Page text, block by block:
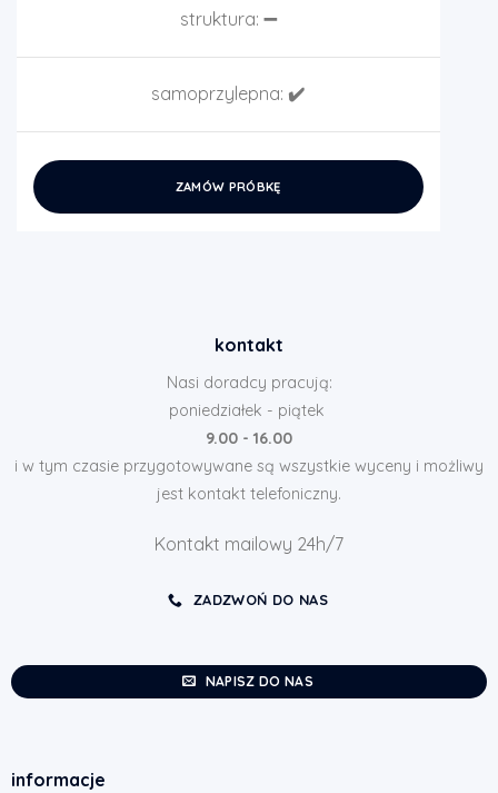
struktura: ➖
samoprzylepna: ✔️
ZAMÓW PRÓBKĘ
kontakt
Nasi doradcy pracują:
poniedziałek - piątek
9.00 - 16.00
i w tym czasie przygotowywane są wszystkie wyceny i możliwy
jest kontakt telefoniczny.
Kontakt mailowy 24h/7
ZADZWOŃ DO NAS
NAPISZ DO NAS
informacje